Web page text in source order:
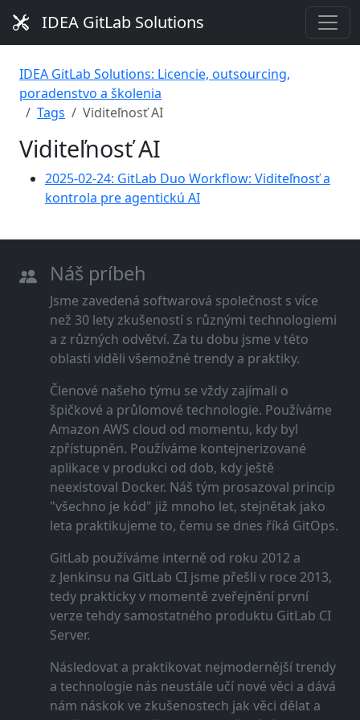
IDEA GitLab Solutions
IDEA GitLab Solutions: Licencie, outsourcing,
poradenstvo a školenia
Tags
Viditeľnosť AI
Viditeľnosť AI
2025-02-24: GitLab Duo Workflow: Viditeľnosť a
kontrola pre agentickú AI
Náš príbeh
Jsme zavedená softwarová společnost s více
než 30 lety zkušeností s různými technologiemi
a z různých odvětví. Za tu dobu jsme v této
oblasti viděli všemožné trendy a praktiky.
Členové našeho týmu se vždy zajímali o
špičkové a průlomové technologie. Používáme
Amazon AWS cloud od momentu, kdy byl
zpřístupněn. Používáme kontejnerizované
aplikace v produkci od dob, kdy ještě
neexistoval Docker. Náš tým prosazoval princip
"všechno je kód" již mnoho let, stejnětak jako
leta praktikujeme to, čemu se dnes říká GitOps.
GitLab používáme interně od roku 2012 a
z Jenkinsu na GitLab CI jsme přešli v roce 2013,
tedy prakticky v momentě zveřejnění první
verze tehdy samostatného produktu GitLab CI
Server.
Následovat a praktikovat nejmodernější trendy
a technologie nás neustále učí nové věci a dává
nám náskok ve zkušenostech jak věci dělat a